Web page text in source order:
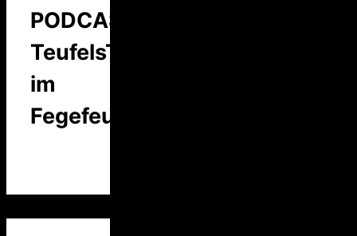
PODCAST:
TeufelsTalk
im
Fegefeuer